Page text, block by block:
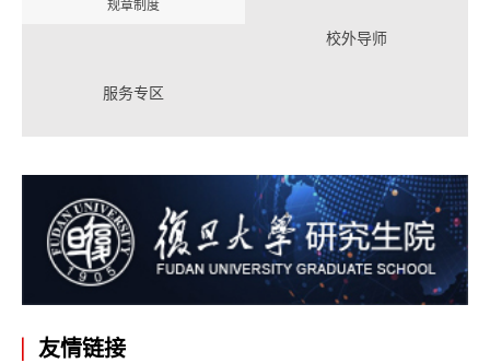
规章制度
校外导师
服务专区
友情链接